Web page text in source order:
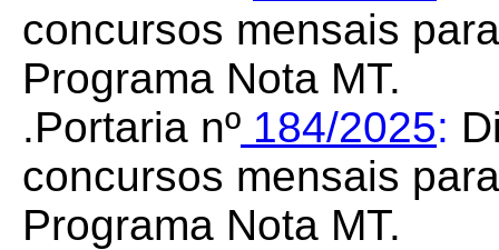
concursos mensais
Programa Nota MT.
.Portaria nº 184/2025:
concursos mensais
Programa Nota MT.